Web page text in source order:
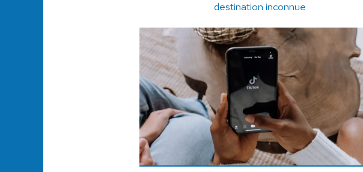
destination inconnue